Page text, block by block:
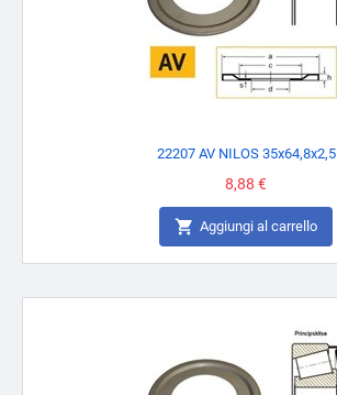
22207 AV NILOS 35x64,8x2,5
Prezzo
8,88 €
 Aggiungi al carrello